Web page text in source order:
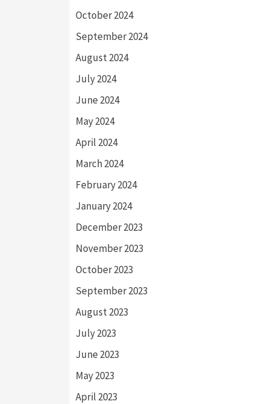
October 2024
September 2024
August 2024
July 2024
June 2024
May 2024
April 2024
March 2024
February 2024
January 2024
December 2023
November 2023
October 2023
September 2023
August 2023
July 2023
June 2023
May 2023
April 2023